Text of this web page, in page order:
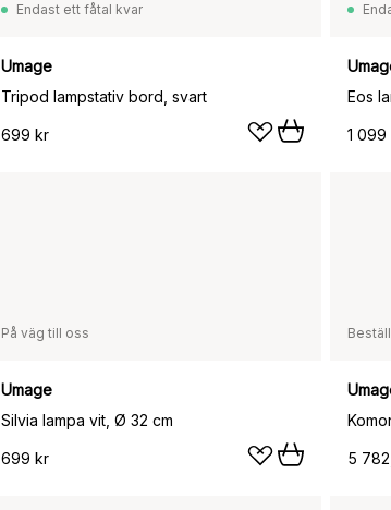
Endast ett fåtal kvar
Umage
Tripod lampstativ bord, svart
699 kr
Eos
1 099
På väg till oss
Umage
Silvia lampa vit, Ø 32 cm
699 kr 5